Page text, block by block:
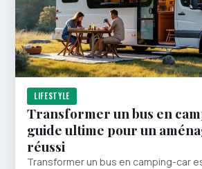
LIFESTYLE
Transformer un bus en
guide ultime pour un
réussi
Transformer un bus en camping-car